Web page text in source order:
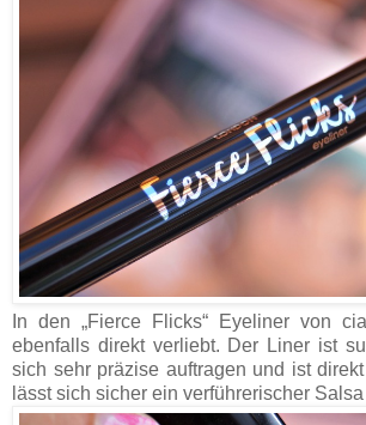
In den „Fierce Flicks“ Eyeliner von
ebenfalls direkt verliebt. Der Liner ist
sich sehr präzise auftragen und ist
lässt sich sicher ein verführerischer